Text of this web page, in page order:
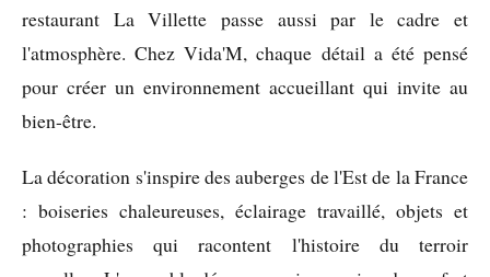
restaurant La Villette passe aussi par le cadre et
l'atmosphère. Chez Vida'M, chaque détail a été pensé
pour créer un environnement accueillant qui invite au
bien-être.
La décoration s'inspire des auberges de l'Est de la France
: boiseries chaleureuses, éclairage travaillé, objets et
photographies qui racontent l'histoire du terroir